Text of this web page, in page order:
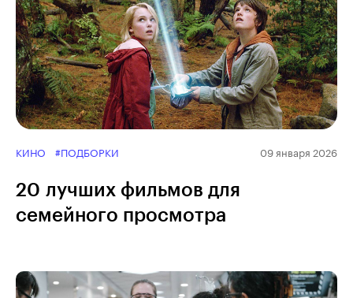
КИНО #ПОДБОРКИ 09 января 2026
20 лучших фильмов для
семейного просмотра